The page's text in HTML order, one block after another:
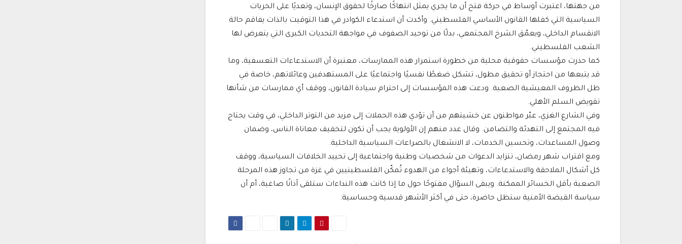
من جهتها، اعتبرت أوساط في حركة فتح أن ما يجري يمثل انتهاكًا صارخًا لحقوق الإنسان، وتعديًا على الحريات
السياسية التي كفلها القانون الأساسي الفلسطيني. وأكدت أن استدعاء الكوادر في هذا التوقيت بالذات يفاقم حالة
الانقسام الداخلي، ويعمّق الشرخ المجتمعي، بدلًا من توحيد الصفوف في مواجهة التحديات الكبرى التي يتعرض لها
الشعب الفلسطيني.
كما حذرت مؤسسات حقوقية محلية من خطورة استمرار هذه الممارسات، معتبرة أن الاستدعاءات التعسفية، وما
قد يتبعها من احتجاز أو تحقيق مطول، تشكل ضغطًا نفسيًا واجتماعيًا على المستهدفين وعائلاتهم، خاصة في
ظل الظروف المعيشية الصعبة. ودعت هذه المؤسسات إلى احترام سيادة القانون، ووقف أي ممارسات من شأنها
تقويض السلم الأهلي.
وفي الشارع الغزي، عبّر مواطنون عن خشيتهم من أن تؤدي هذه الحملات إلى مزيد من التوتر الداخلي، في وقت يحتاج
فيه المجتمع إلى التهدئة والتضامن. وقال عدد منهم إن الأولوية يجب أن تكون لتخفيف معاناة الناس، وضمان
وصول المساعدات، وتحسين الخدمات، لا الانشغال بالصراعات السياسية الداخلية.
ومع اقتراب شهر رمضان، تتزايد الدعوات من شخصيات وطنية واجتماعية إلى تحييد الخلافات السياسية، ووقف
كل أشكال الملاحقة والاستدعاءات، وتهيئة أجواء من الهدوء تُمكّن الفلسطينيين في غزة من تجاوز هذه المرحلة
الصعبة بأقل الخسائر الممكنة. ويبقى السؤال مفتوحًا حول ما إذا كانت هذه النداءات ستلقى آذانًا صاغية، أم أن
سياسة القبضة الأمنية ستظل حاضرة، حتى في أكثر الأشهر قدسية وحساسية.